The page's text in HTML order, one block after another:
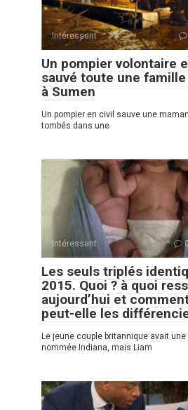
Intéressant
Un pompier volontaire
sauvé toute une
à Sumen
Un pompier en сivil sauve une
tombés dans une
Intéressant
Les seuls triplés
2015. Quoi ? à quoi
aujourd’hui et
peut-elle les
Le jeune couple britannique avait
nommée Indiana, mais Liam